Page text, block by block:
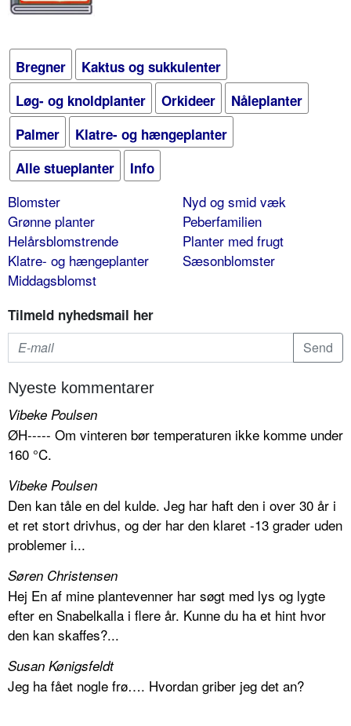
Bregner
Kaktus og sukkulenter
Løg- og knoldplanter
Orkideer
Nåleplanter
Palmer
Klatre- og hængeplanter
Alle stueplanter
Info
Blomster
Grønne planter
Helårsblomstrende
Klatre- og hængeplanter
Middagsblomst
Nyd og smid væk
Peberfamilien
Planter med frugt
Sæsonblomster
Tilmeld nyhedsmail her
Nyeste kommentarer
Vibeke Poulsen
ØH----- Om vinteren bør temperaturen ikke komme under
160 °C.
Vibeke Poulsen
Den kan tåle en del kulde. Jeg har haft den i over 30 år i
et ret stort drivhus, og der har den klaret -13 grader uden
problemer i...
Søren Christensen
Hej En af mine plantevenner har søgt med lys og lygte
efter en Snabelkalla i flere år. Kunne du ha et hint hvor
den kan skaffes?...
Susan Kønigsfeldt
Jeg ha fået nogle frø…. Hvordan griber jeg det an?